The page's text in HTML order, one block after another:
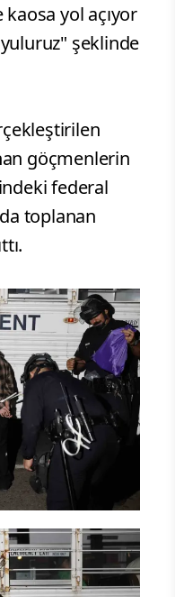
yol açıyor
şeklinde
göçmenlerin
federal
toplanan